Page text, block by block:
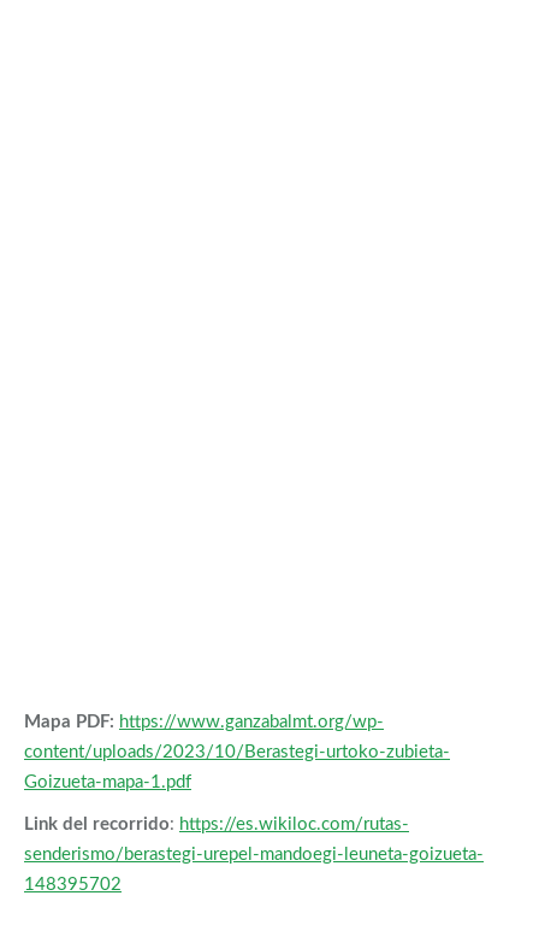
Mapa PDF: https://www.ganzabalmt.org/wp-
content/uploads/2023/10/Berastegi-urtoko-zubieta-
Goizueta-mapa-1.pdf
Link del recorrido: https://es.wikiloc.com/rutas-
senderismo/berastegi-urepel-mandoegi-leuneta-goizueta-
148395702